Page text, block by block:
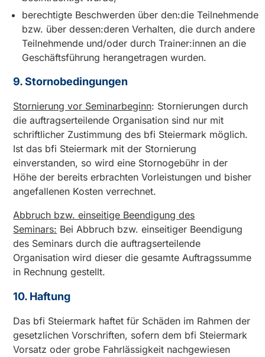
berechtigte Beschwerden über den:die Teilnehmende
bzw. über dessen:deren Verhalten, die durch andere
Teilnehmende und/oder durch Trainer:innen an die
Geschäftsführung herangetragen wurden.
9. Stornobedingungen
Stornierung vor Seminarbeginn: Stornierungen durch
die auftragserteilende Organisation sind nur mit
schriftlicher Zustimmung des bfi Steiermark möglich.
Ist das bfi Steiermark mit der Stornierung
einverstanden, so wird eine Stornogebühr in der
Höhe der bereits erbrachten Vorleistungen und bisher
angefallenen Kosten verrechnet.
Abbruch bzw. einseitige Beendigung des
Seminars: Bei Abbruch bzw. einseitiger Beendigung
des Seminars durch die auftragserteilende
Organisation wird dieser die gesamte Auftragssumme
in Rechnung gestellt.
10. Haftung
Das bfi Steiermark haftet für Schäden im Rahmen der
gesetzlichen Vorschriften, sofern dem bfi Steiermark
Vorsatz oder grobe Fahrlässigkeit nachgewiesen